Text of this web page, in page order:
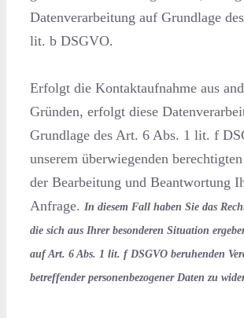
Datenverarbeitung auf Grundlage
lit. b DSGVO.
Erfolgt die Kontaktaufnahme aus
Gründen, erfolgt diese
Grundlage des Art. 6 Abs. 1 lit. f
unserem überwiegenden
der Bearbeitung und Beantwortung
Anfrage. In diesem Fall haben Sie das
die sich aus Ihrer besonderen Situation
auf Art. 6 Abs. 1 lit. f DSGVO beruhenden
betreffender personenbezogener Daten zu